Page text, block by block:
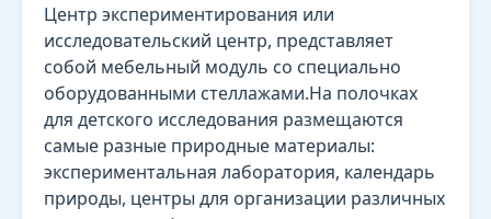
Центр экспериментирования или
исследовательский центр, представляет
собой мебельный модуль со специально
оборудованными стеллажами.На полочках
для детского исследования размещаются
самые разные природные материалы:
экспериментальная лаборатория, календарь
природы, центры для организации различных